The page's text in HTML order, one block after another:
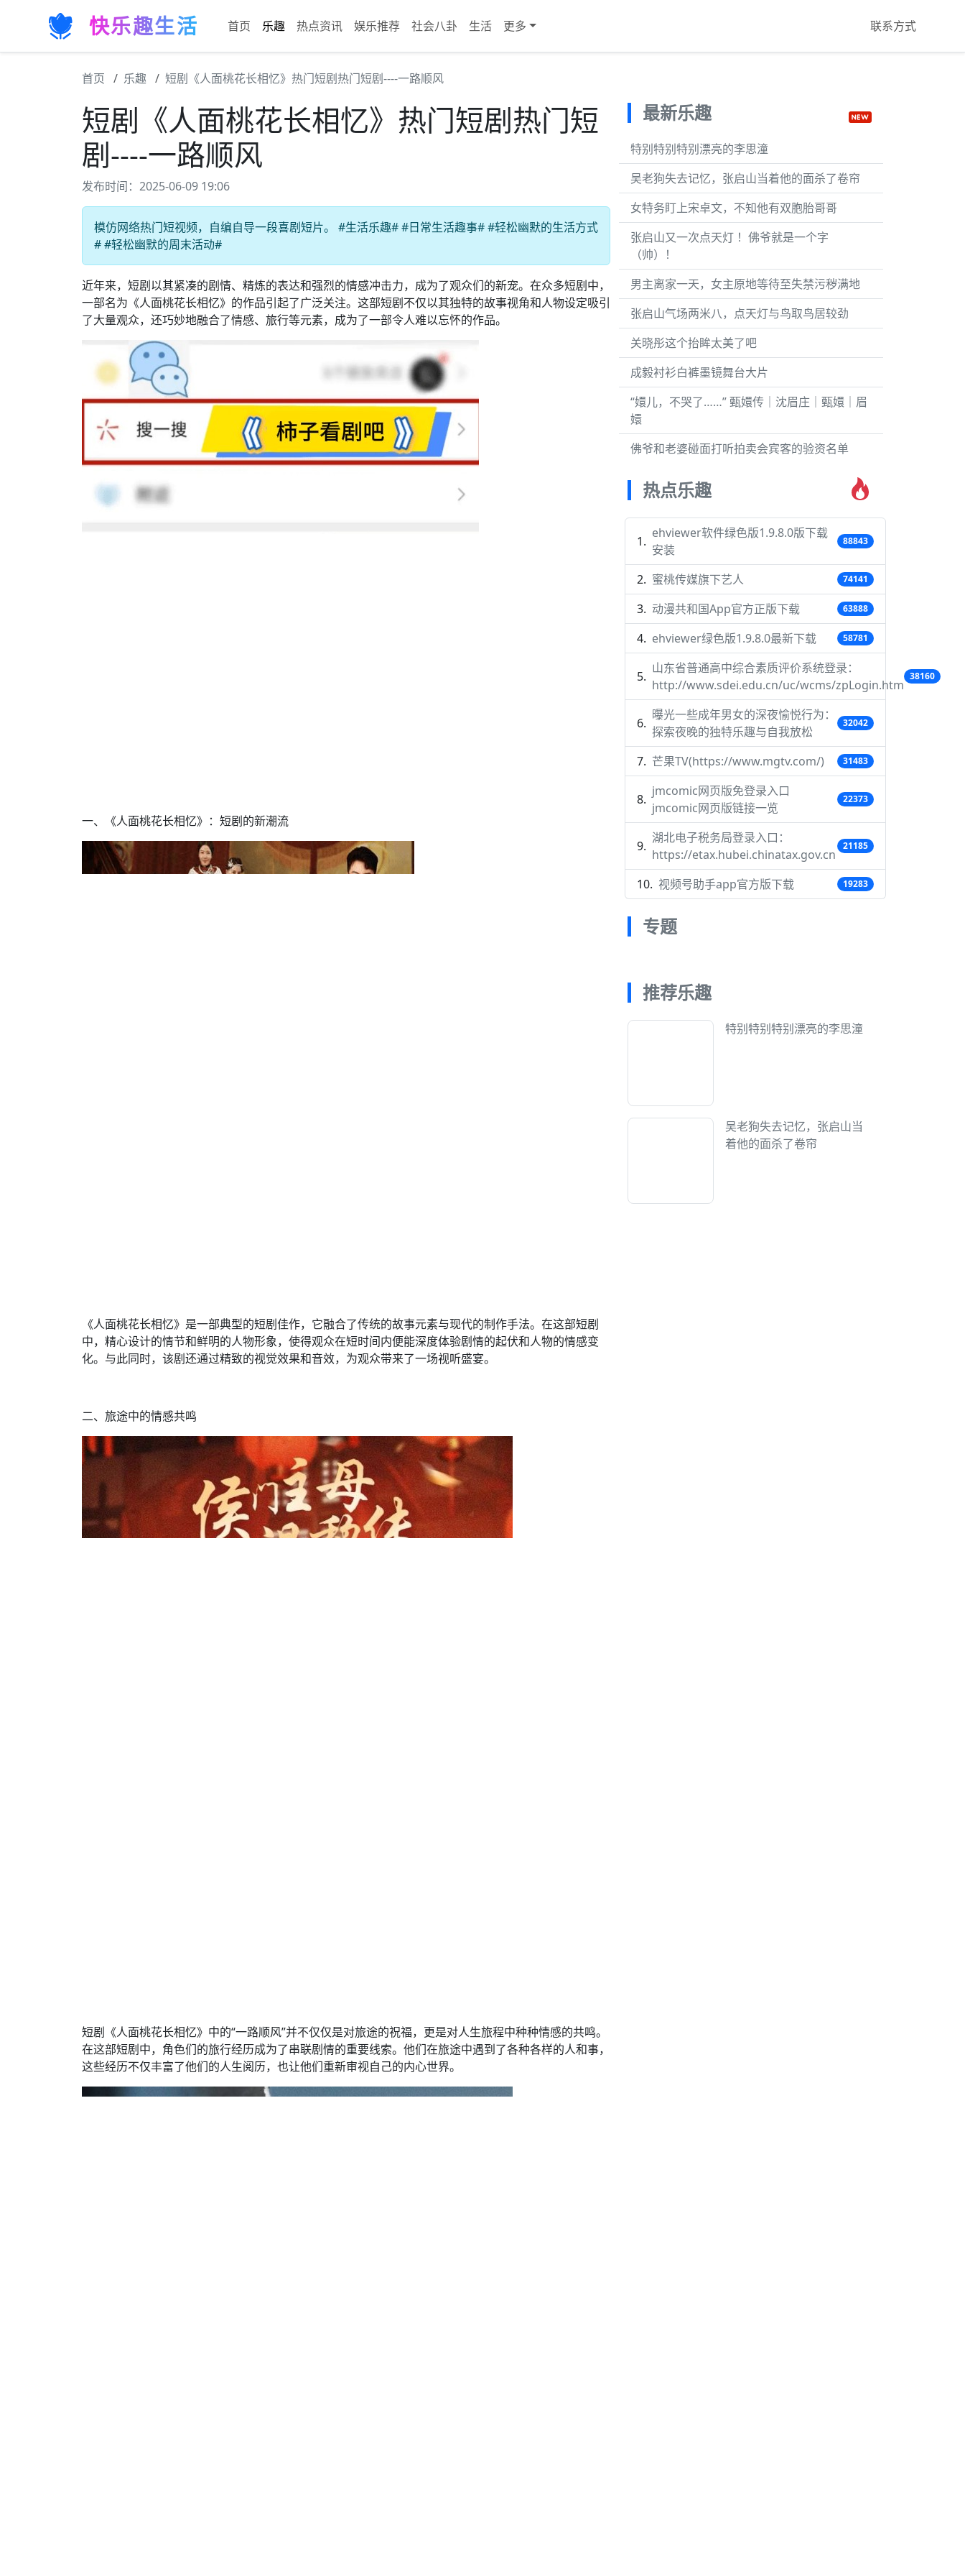
快乐趣生活 首页 乐趣 热点资讯 娱乐推荐 社会八卦 生活 更多 联系方式
首页 乐趣 短剧《人面桃花长相忆》热门短剧热门短剧----一路顺风
短剧《人面桃花长相忆》热门短剧热门短
剧----一路顺风
发布时间：2025-06-09 19:06
模仿网络热门短视频，自编自导一段喜剧短片。 #生活乐趣# #日常生活趣事# #轻松幽默的生活方式
# #轻松幽默的周末活动#
近年来，短剧以其紧凑的剧情、精炼的表达和强烈的情感冲击力，成为了观众们的新宠。在众多短剧中，
一部名为《人面桃花长相忆》的作品引起了广泛关注。这部短剧不仅以其独特的故事视角和人物设定吸引
了大量观众，还巧妙地融合了情感、旅行等元素，成为了一部令人难以忘怀的作品。
一、《人面桃花长相忆》：短剧的新潮流
《人面桃花长相忆》是一部典型的短剧佳作，它融合了传统的故事元素与现代的制作手法。在这部短剧
中，精心设计的情节和鲜明的人物形象，使得观众在短时间内便能深度体验剧情的起伏和人物的情感变
化。与此同时，该剧还通过精致的视觉效果和音效，为观众带来了一场视听盛宴。
二、旅途中的情感共鸣
短剧《人面桃花长相忆》中的“一路顺风”并不仅仅是对旅途的祝福，更是对人生旅程中种种情感的共鸣。
在这部短剧中，角色们的旅行经历成为了串联剧情的重要线索。他们在旅途中遇到了各种各样的人和事，
这些经历不仅丰富了他们的人生阅历，也让他们重新审视自己的内心世界。
最新乐趣
特别特别特别漂亮的李思潼
吴老狗失去记忆，张启山当着他的面杀了卷帘
女特务盯上宋卓文，不知他有双胞胎哥哥
张启山又一次点天灯 ！佛爷就是一个字
（帅）！
男主离家一天，女主原地等待至失禁污秽满地
张启山气场两米八，点天灯与鸟取鸟居较劲
关晓彤这个抬眸太美了吧
成毅衬衫白裤墨镜舞台大片
“嬛儿，不哭了……” 甄嬛传｜沈眉庄｜甄嬛｜眉
嬛
佛爷和老婆碰面打听拍卖会宾客的验资名单
热点乐趣
ehviewer软件绿色版1.9.8.0版下载
安装
88843
蜜桃传媒旗下艺人 74141
动漫共和国App官方正版下载 63888
ehviewer绿色版1.9.8.0最新下载 58781
山东省普通高中综合素质评价系统登录：
http://www.sdei.edu.cn/uc/wcms/zpLogin.htm
38160
曝光一些成年男女的深夜愉悦行为：
探索夜晚的独特乐趣与自我放松
32042
芒果TV(https://www.mgtv.com/) 31483
jmcomic网页版免登录入口
jmcomic网页版链接一览
22373
湖北电子税务局登录入口：
https://etax.hubei.chinatax.gov.cn
21185
视频号助手app官方版下载 19283
专题
推荐乐趣
特别特别特别漂亮的李思潼
吴老狗失去记忆，张启山当
着他的面杀了卷帘